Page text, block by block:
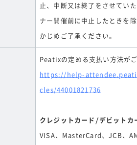
止、中断又は終了をさせてい
ナー開催前に中止したときを
かじめご了承ください。
Peatixの定める支払い方法が
https://help-
cles/44001821736
クレジットカード/デビット
VISA、MasterCard、JCB、